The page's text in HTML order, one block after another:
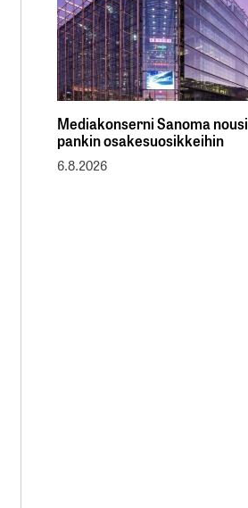
Mediakonserni Sanoma nousi
pankin osakesuosikkeihin
6.8.2026